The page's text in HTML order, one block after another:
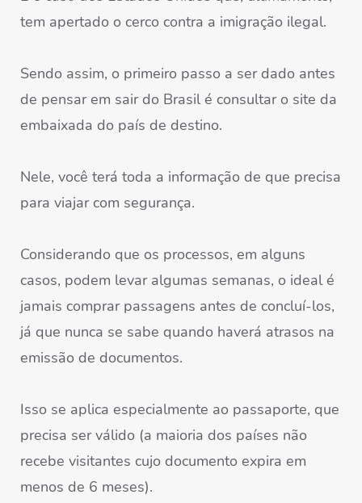
tem apertado o cerco contra a imigração ilegal.
Sendo assim, o primeiro passo a ser dado antes
de pensar em sair do Brasil é consultar o site da
embaixada do país de destino.
Nele, você terá toda a informação de que precisa
para viajar com segurança.
Considerando que os processos, em alguns
casos, podem levar algumas semanas, o ideal é
jamais comprar passagens antes de concluí-los,
já que nunca se sabe quando haverá atrasos na
emissão de documentos.
Isso se aplica especialmente ao passaporte, que
precisa ser válido (a maioria dos países não
recebe visitantes cujo documento expira em
menos de 6 meses).